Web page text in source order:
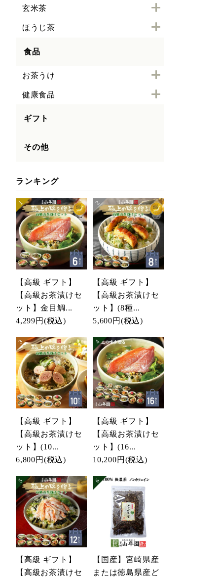
玄米茶
ほうじ茶
食品
お茶うけ
健康食品
ギフト
その他
ランキング
【高級 ギフト】
【高級お茶漬けセ
ット】金目鯛...
4,299円 (税込)
【高級 ギフト】
【高級お茶漬けセ
ット】(8種...
5,600円 (税込)
【高級 ギフト】
【高級お茶漬けセ
ット】(10...
6,800円 (税込)
【高級 ギフト】
【高級お茶漬けセ
ット】(16...
10,200円 (税込)
【高級 ギフト】
【高級お茶漬けセ
【国産】宮崎県産
または徳島県産ど